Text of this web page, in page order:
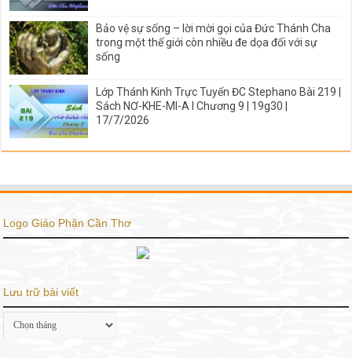
Bảo vệ sự sống – lời mời gọi của Đức Thánh Cha
trong một thế giới còn nhiều đe dọa đối với sự
sống
Lớp Thánh Kinh Trực Tuyến ĐC Stephano Bài 219 |
Sách NƠ-KHE-MI-A I Chương 9 | 19g30 |
17/7/2026
Logo Giáo Phận Cần Thơ
Lưu trữ bài viết
Lưu
trữ